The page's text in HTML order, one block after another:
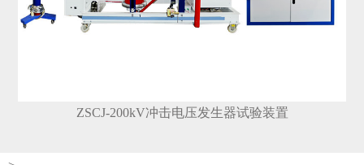
ZSCJ-200kV冲击电压发生器试验装置